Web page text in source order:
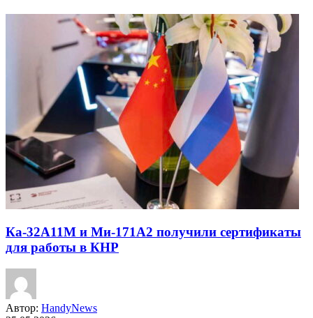
Ка-32А11М и Ми-171А2 получили сертификаты
для работы в КНР
Автор: HandyNews